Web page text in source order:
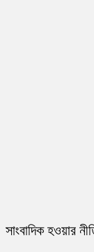
সাংবাদিক হওয়ার